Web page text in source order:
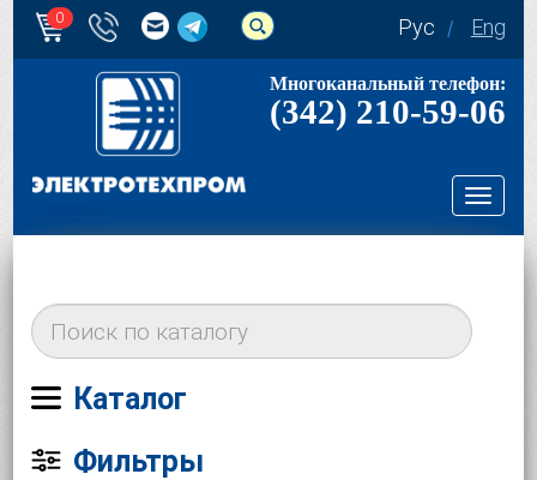
0 Рус Eng
Многоканальный телефон:
(342) 210-59-06
Каталог
Фильтры